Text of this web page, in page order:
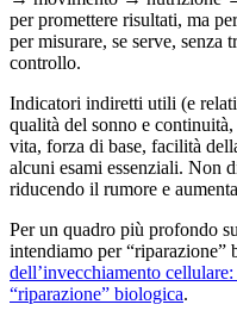
per promettere risultati, ma
per misurare, se serve,
controllo.
Indicatori indiretti utili (e
qualità del sonno e
vita, forza di base, facilità
alcuni esami essenziali. Non
riducendo il rumore e
Per un quadro più profondo
intendiamo per “riparazione”
dell’invecchiamento
“riparazione” biologica.